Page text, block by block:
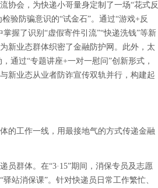
协会，为快递小哥量身定制了一场“花式反
验防骗意识的“试金石”。通过“游戏+反
握了识别“虚假寄件引流”“快递洗钱”等新
新业态群体织密了金融防护网。此外，太
通过“专题讲座+一对一慰问”创新形式，
新业态从业者防诈宣传双轨并行，构建起
的工作一线，用最接地气的方式传递金融
员群体。在“3·15”期间，消保专员及志愿
站消保课”。针对快递员日常工作繁忙、